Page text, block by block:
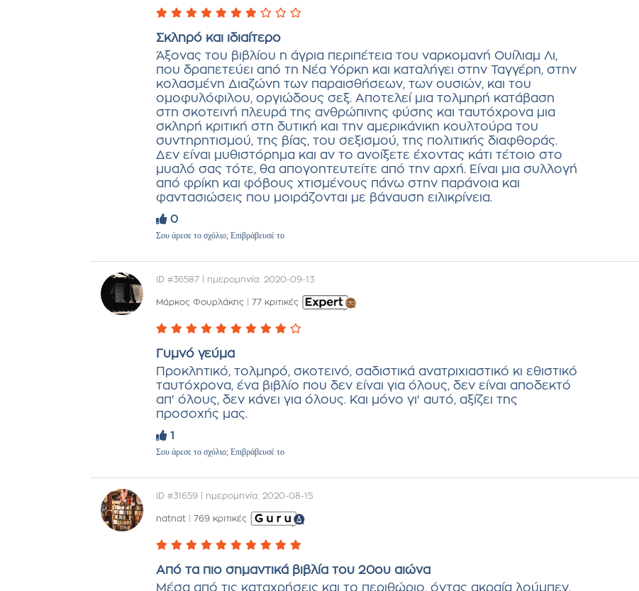
Σκληρό και ιδιαίτερο
Άξονας του βιβλίου η άγρια περιπέτεια του ναρκομανή Ουίλιαμ Λι,
που δραπετεύει από τη Νέα Υόρκη και καταλήγει στην Ταγγέρη, στην
κολασμένη Διαζώνη των παραισθήσεων, των ουσιών, και του
ομοφυλόφιλου, οργιώδους σεξ. Αποτελεί μια τολμηρή κατάβαση
στη σκοτεινή πλευρά της ανθρώπινης φύσης και ταυτόχρονα μια
σκληρή κριτική στη δυτική και την αμερικάνικη κουλτούρα του
συντηρητισμού, της βίας, του σεξισμού, της πολιτικής διαφθοράς.
Δεν είναι μυθιστόρημα και αν το ανοίξετε έχοντας κάτι τέτοιο στο
μυαλό σας τότε, θα απογοητευτείτε από την αρχή. Είναι μια συλλογή
από φρίκη και φόβους χτισμένους πάνω στην παράνοια και
φαντασιώσεις που μοιράζονται με βάναυση ειλικρίνεια.
0
Σου άρεσε το σχόλιο; Επιβράβευσέ το
ID #36587 | ημερομηνία: 2020-09-13
Μάρκος Φουρλάκης| 77 κριτικές
Γυμνό γεύμα
Προκλητικό, τολμηρό, σκοτεινό, σαδιστικά ανατριχιαστικό κι εθιστικό
ταυτόχρονα, ένα βιβλίο που δεν είναι για όλους, δεν είναι αποδεκτό
απ' όλους, δεν κάνει για όλους. Και μόνο γι' αυτό, αξίζει της
προσοχής μας.
1
Σου άρεσε το σχόλιο; Επιβράβευσέ το
ID #31659 | ημερομηνία: 2020-08-15
natnat| 769 κριτικές
Από τα πιο σημαντικά βιβλία του 20ου αιώνα
Μέσα από τις καταχρήσεις και το περιθώριο, όντας ακραία λούμπεν,